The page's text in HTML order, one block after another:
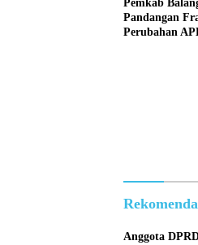
Pemkab
Pandangan
Perubahan
Anggota